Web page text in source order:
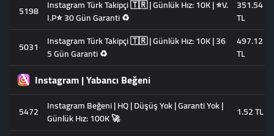
5198 Instagram Türk Takipçi 🇹🇷 | Günlük Hız: 10K | ⭐V.
I.P⭐ 30 Gün Garanti ♻️
351.54
TL
5031
Instagram Türk Takipçi 🇹🇷 | Günlük Hız: 10K | 36
5 Gün Garanti ♻️
497.12
TL
Instagram | Yabancı Beğeni
5472
Instagram Beğeni | HQ | Düşüş Yok | Garanti Yok |
Günlük Hız: 100K 🚀
1.52 TL